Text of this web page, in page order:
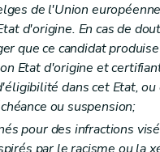
de l'Union
d'origine. En cas de
que ce candidat
Etat d'origine et
dans cet Etat,
ou suspension;
pour des infractions
par le racisme ou la